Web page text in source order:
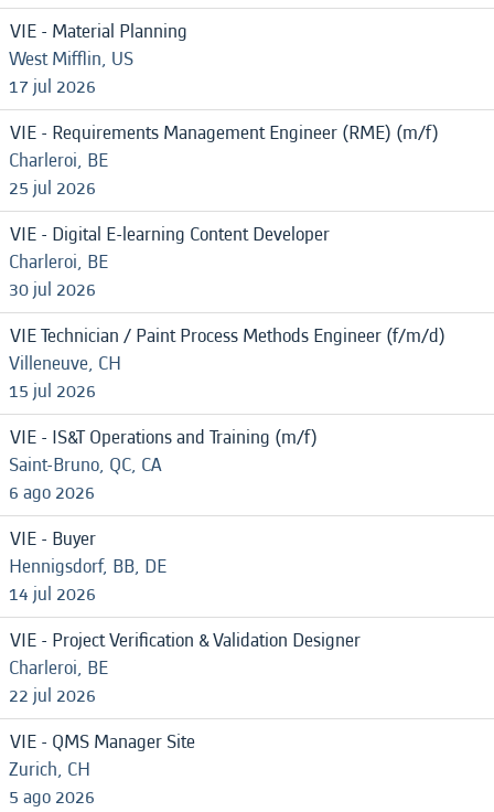
VIE - Material Planning
West Mifflin, US
17 jul 2026
VIE - Requirements Management Engineer (RME) (m/f)
Charleroi, BE
25 jul 2026
VIE - Digital E-learning Content Developer
Charleroi, BE
30 jul 2026
VIE Technician / Paint Process Methods Engineer (f/m/d)
Villeneuve, CH
15 jul 2026
VIE - IS&T Operations and Training (m/f)
Saint-Bruno, QC, CA
6 ago 2026
VIE - Buyer
Hennigsdorf, BB, DE
14 jul 2026
VIE - Project Verification & Validation Designer
Charleroi, BE
22 jul 2026
VIE - QMS Manager Site
Zurich, CH
5 ago 2026